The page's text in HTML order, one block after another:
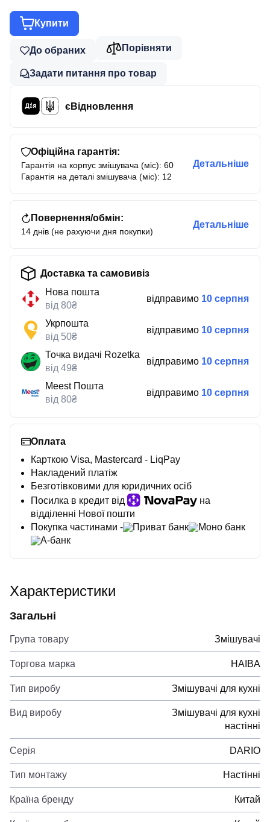
Купити
До обраних Порівняти
Задати питання про товар
єВідновлення
Офіційна гарантія:
Гарантія на корпус змішувача (міс): 60
Гарантія на деталі змішувача (міс): 12
Детальніше
Повернення/обмін:
14 днів (не рахуючи дня покупки)
Детальніше
Доставка та самовивіз
Нова пошта
від 80₴
відправимо 10 серпня
Укрпошта
від 50₴
відправимо 10 серпня
Точка видачі Rozetka
від 49₴
відправимо 10 серпня
Meest Пошта
від 80₴
відправимо 10 серпня
Оплата
Карткою Visa, Mastercard - LiqPay
Накладений платіж
Безготівковими для юридичних осіб
Посилка в кредит від
на
відділенні Нової пошти
Покупка частинами -
Приват банк
Моно банк
А-банк
Характеристики
Загальні
Група товару Змішувачі
Торгова марка HAIBA
Тип виробу Змішувачі для кухні
Вид виробу
Змішувачі для кухні
настінні
Серія DARIO
Тип монтажу Настінні
Країна бренду Китай